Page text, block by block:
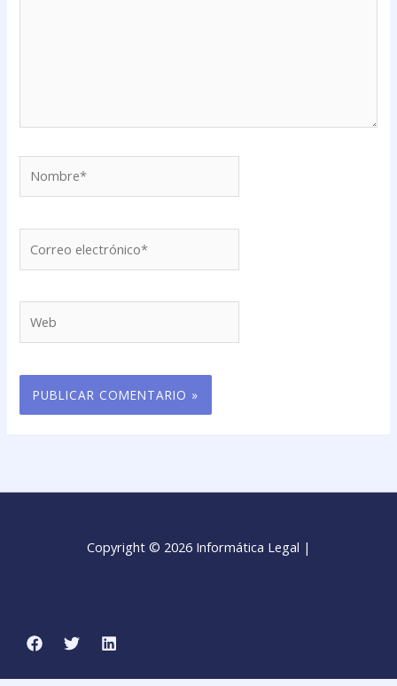
electrónico*
Copyright © 2026 Informática Legal |